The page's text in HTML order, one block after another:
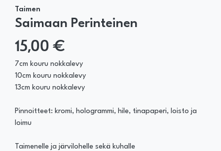
Taimen
Saimaan Perinteinen
15,00 €
7cm kouru nokkalevy
10cm kouru nokkalevy
13cm kouru nokkalevy
Pinnoitteet: kromi, hologrammi, hile, tinapaperi, loisto ja
loimu
Taimenelle ja järvilohelle sekä kuhalle